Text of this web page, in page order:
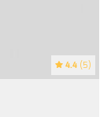
4.4 (5)